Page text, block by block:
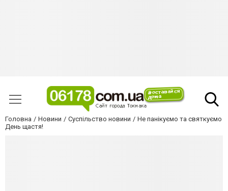
Головна Новини Суспільство новини
Не панікуємо та святкуємо
День щастя!